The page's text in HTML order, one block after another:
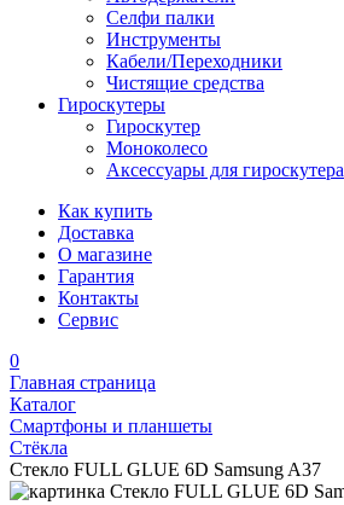
Селфи палки
Инструменты
Кабели/Переходники
Чистящие средства
Гироскутеры
Гироскутер
Моноколесо
Аксессуары для гироскутера
Как купить
Доставка
О магазине
Гарантия
Контакты
Сервис
0
Главная страница
Каталог
Смартфоны и планшеты
Стёкла
Стекло FULL GLUE 6D Samsung A37